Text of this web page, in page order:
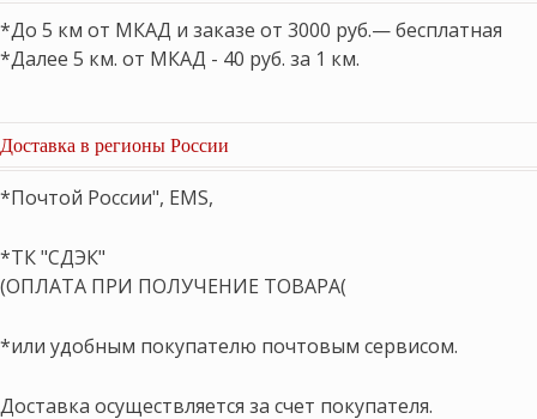
*До 5 км от МКАД и заказе от 3000 руб.— бесплатная
*Далее 5 км. от МКАД - 40 руб. за 1 км.
Доставка в регионы России
*Почтой России", EMS,
*ТК "СДЭК"
(ОПЛАТА ПРИ ПОЛУЧЕНИЕ ТОВАРА(
*или удобным покупателю почтовым сервисом.
Доставка осуществляется за счет покупателя.